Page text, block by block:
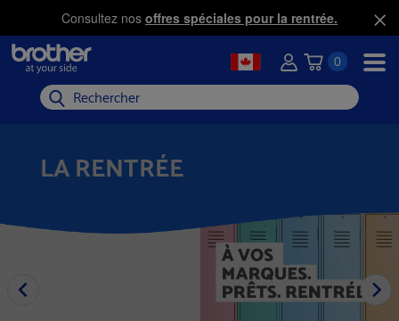
Consultez nos offres spéciales pour la rentrée.
0
Rechercher
LA RENTRÉE